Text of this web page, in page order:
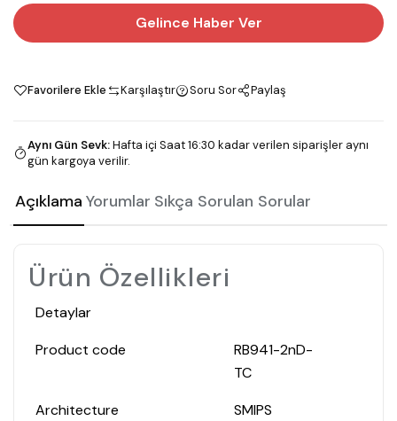
Gelince Haber Ver
Favorilere Ekle Karşılaştır Soru Sor Paylaş
Aynı Gün Sevk:Hafta içi Saat 16:30 kadar verilen siparişler aynı
gün kargoya verilir.
Açıklama Yorumlar Sıkça Sorulan Sorular
Ürün Özellikleri
Detaylar
Product code
RB941-2nD-
TC
Architecture
SMIPS